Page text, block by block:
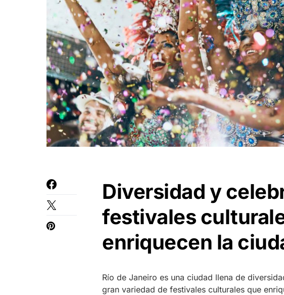
Diversidad y
festivales
enriquecen la
Río de Janeiro es una ciudad llena de
gran variedad de festivales culturales que